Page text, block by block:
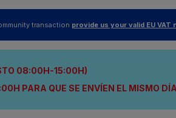
transaction provide us your valid EU VAT
08:00H-15:00H)
PARA QUE SE ENVÍEN EL MISMO